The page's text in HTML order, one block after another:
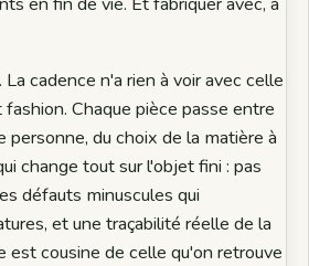
cadence n'a rien à voir avec celle
Chaque pièce passe entre
personne, du choix de la matière à
change tout sur l'objet fini : pas
défauts minuscules qui
et une traçabilité réelle de la
est cousine de celle qu'on retrouve